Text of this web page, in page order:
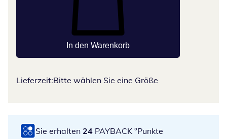
In den Warenkorb
Lieferzeit:Bitte wählen Sie eine Größe
Sie erhalten 24 PAYBACK °Punkte